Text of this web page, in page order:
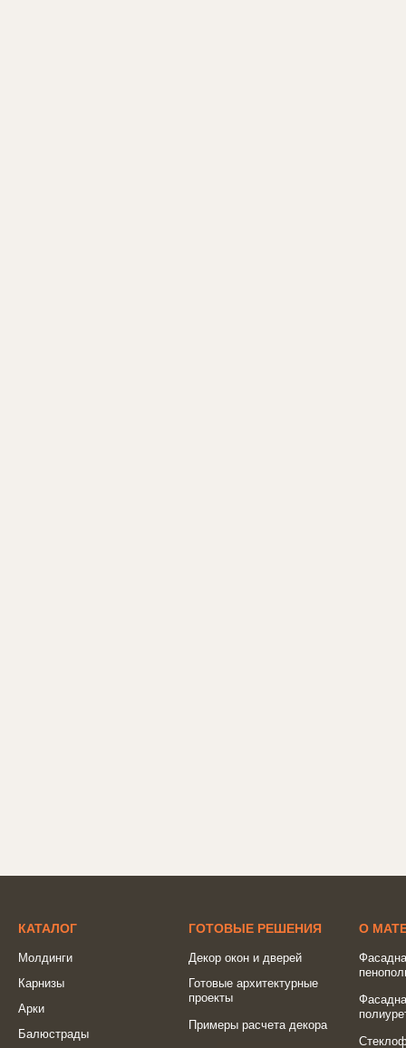
КАТАЛОГ
Молдинги
Карнизы
Арки
Балюстрады
ГОТОВЫЕ РЕШЕНИЯ
Декор окон и дверей
Готовые архитектурные
проекты
Примеры расчета декора
О